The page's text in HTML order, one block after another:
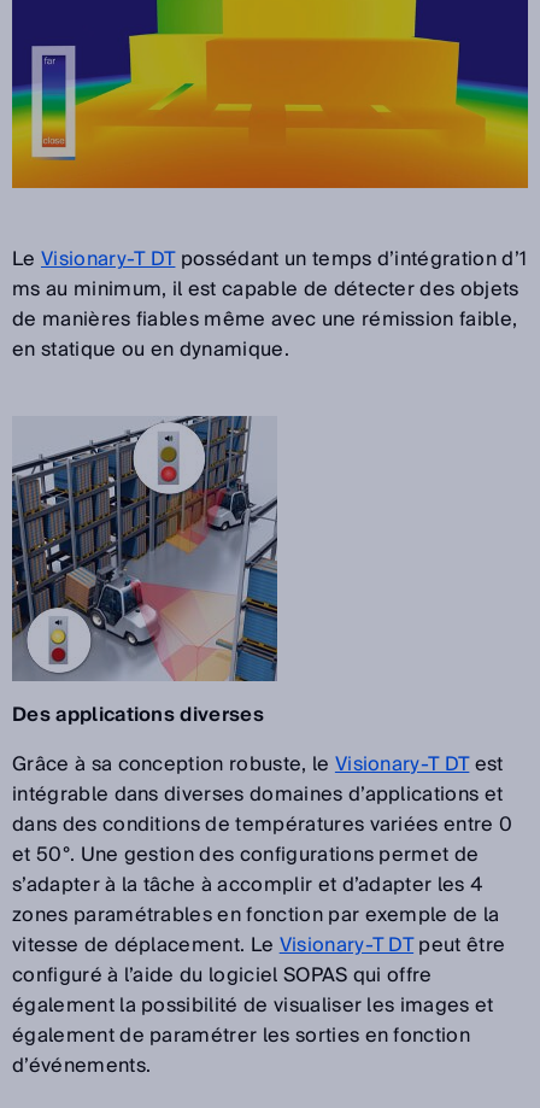
Le Visionary-T DTpossédant un temps d’intégration d’1
ms au minimum, il est capable de détecter des objets
de manières fiables même avec une rémission faible,
en statique ou en dynamique.
Des applications diverses
Grâce à sa conception robuste, le Visionary-T DTest
intégrable dans diverses domaines d’applications et
dans des conditions de températures variées entre 0
et 50°. Une gestion des configurations permet de
s’adapter à la tâche à accomplir et d’adapter les 4
zones paramétrables en fonction par exemple de la
vitesse de déplacement. LeVisionary-T DTpeut être
configuré à l’aide du logiciel SOPAS qui offre
également la possibilité de visualiser les images et
également de paramétrer les sorties en fonction
d’événements.